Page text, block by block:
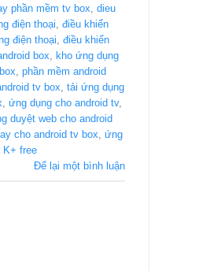
phần mềm tv box, dieu
điện thoại, điều khiển
điện thoại, điều khiển
box, kho ứng dụng
, phần mềm android
tv box, tải ứng dụng
, ứng dụng cho android tv,
duyệt web cho android
cho android tv box, ứng
K+ free
Để lại một bình luận